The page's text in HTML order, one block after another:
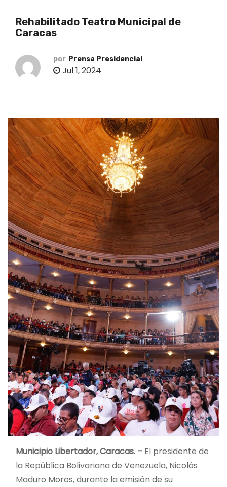
Rehabilitado Teatro Municipal de
Caracas
por Prensa Presidencial
Jul 1, 2024
Municipio Libertador, Caracas. – El presidente de
la República Bolivariana de Venezuela, Nicolás
Maduro Moros, durante la emisión de su